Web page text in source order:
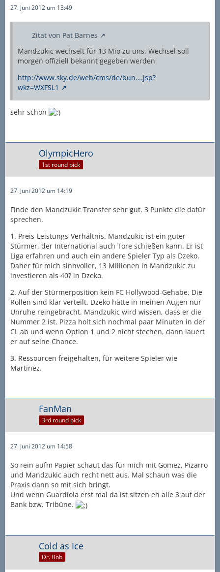
27. Juni 2012 um 13:49
Zitat von Pat Barnes
Mandzukic wechselt für 13 Mio zu uns. Wechsel soll
morgen offiziell bekannt gegeben werden
http://www.sky.de/web/cms/de/bun….jsp?
wkz=WXFSL1
sehr schön
OlympicHero
1st round pick
27. Juni 2012 um 14:19
Finde den Mandzukic Transfer sehr gut. 3 Punkte die dafür
sprechen.
1. Preis-Leistungs-Verhältnis. Mandzukic ist ein guter
Stürmer, der International auch Tore schießen kann. Er ist
Liga erfahren und auch ein andere Spieler Typ als Dzeko.
Daher für mich sinnvoller, 13 Millionen in Mandzukic zu
investieren als 40? in Dzeko.
2. Auf der Stürmerposition kein FC Hollywood-Gehabe. Die
Rollen sind klar verteilt. Dzeko hätte in meinen Augen nur
Unruhe reingebracht. Mandzukic wird wissen, dass er die
Nummer 2 ist. Pizza holt sich nochmal paar Minuten in der
CL ab und wenn Option 1 und 2 nicht stechen, dann lauert
er auf seine Chance.
3. Ressourcen freigehalten, für weitere Spieler wie
Martinez.
FanMan
3rd round pick
27. Juni 2012 um 14:58
So rein aufm Papier schaut das für mich mit Gomez, Pizarro
und Mandzukic auch recht nett aus. Mal schaun was die
Praxis dann so mit sich bringt.
Und wenn Guardiola erst mal da ist sitzen eh alle 3 auf der
Bank bzw. Tribüne.
Cold as Ice
Dr. Bob